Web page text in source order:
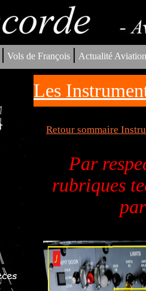
| Vols de François | Actualité
Les
Retour sommaire
Par
rubriques